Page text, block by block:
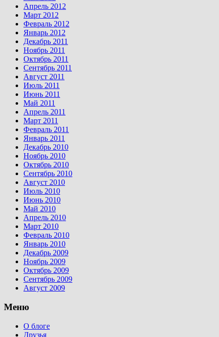
Апрель 2012
Март 2012
Февраль 2012
Январь 2012
Декабрь 2011
Ноябрь 2011
Октябрь 2011
Сентябрь 2011
Август 2011
Июль 2011
Июнь 2011
Май 2011
Апрель 2011
Март 2011
Февраль 2011
Январь 2011
Декабрь 2010
Ноябрь 2010
Октябрь 2010
Сентябрь 2010
Август 2010
Июль 2010
Июнь 2010
Май 2010
Апрель 2010
Март 2010
Февраль 2010
Январь 2010
Декабрь 2009
Ноябрь 2009
Октябрь 2009
Сентябрь 2009
Август 2009
Меню
О блоге
Друзья